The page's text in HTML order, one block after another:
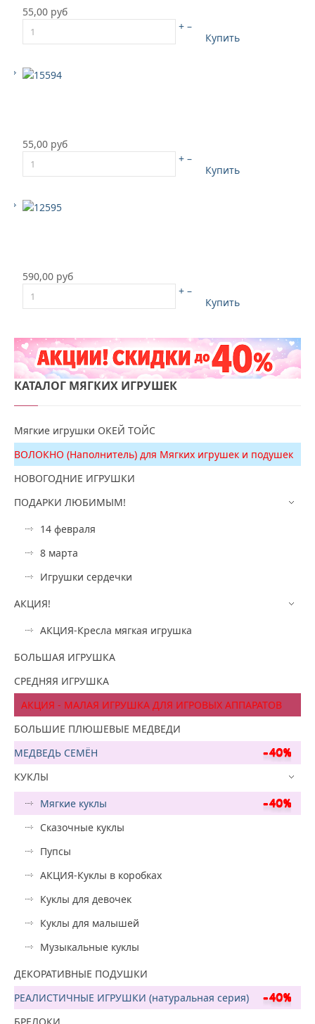
55,00 руб
+ –
Купить
55,00 руб
+ –
Купить
590,00 руб
+ –
Купить
КАТАЛОГ МЯГКИХ ИГРУШЕК
Мягкие игрушки ОКЕЙ ТОЙС
ВОЛОКНО (Наполнитель) для Мягких игрушек и подушек
НОВОГОДНИЕ ИГРУШКИ
ПОДАРКИ ЛЮБИМЫМ!
14 февраля
8 марта
Игрушки сердечки
АКЦИЯ!
АКЦИЯ-Кресла мягкая игрушка
БОЛЬШАЯ ИГРУШКА
СРЕДНЯЯ ИГРУШКА
АКЦИЯ - МАЛАЯ ИГРУШКА ДЛЯ ИГРОВЫХ АППАРАТОВ
БОЛЬШИЕ ПЛЮШЕВЫЕ МЕДВЕДИ
МЕДВЕДЬ СЕМЁН
КУКЛЫ
Мягкие куклы
Сказочные куклы
Пупсы
АКЦИЯ-Куклы в коробках
Куклы для девочек
Куклы для малышей
Музыкальные куклы
ДЕКОРАТИВНЫЕ ПОДУШКИ
РЕАЛИСТИЧНЫЕ ИГРУШКИ (натуральная серия)